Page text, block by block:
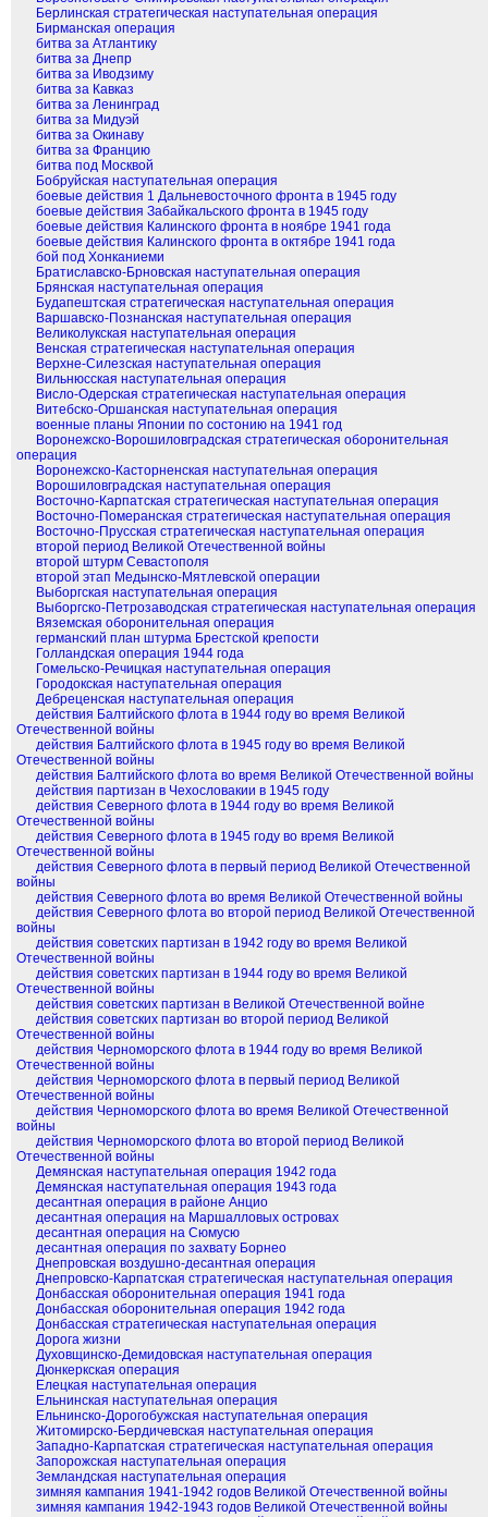
Берлинская стратегическая наступательная операция
Бирманская операция
битва за Атлантику
битва за Днепр
битва за Иводзиму
битва за Кавказ
битва за Ленинград
битва за Мидуэй
битва за Окинаву
битва за Францию
битва под Москвой
Бобруйская наступательная операция
боевые действия 1 Дальневосточного фронта в 1945 году
боевые действия Забайкальского фронта в 1945 году
боевые действия Калинского фронта в ноябре 1941 года
боевые действия Калинского фронта в октябре 1941 года
бой под Хонканиеми
Братиславско-Брновская наступательная операция
Брянская наступательная операция
Будапештская стратегическая наступательная операция
Варшавско-Познанская наступательная операция
Великолукская наступательная операция
Венская стратегическая наступательная операция
Верхне-Силезская наступательная операция
Вильнюсская наступательная операция
Висло-Одерская стратегическая наступательная операция
Витебско-Оршанская наступательная операция
военные планы Японии по состонию на 1941 год
Воронежско-Ворошиловградская стратегическая оборонительная
операция
Воронежско-Касторненская наступательная операция
Ворошиловградская наступательная операция
Восточно-Карпатская стратегическая наступательная операция
Восточно-Померанская стратегическая наступательная операция
Восточно-Прусская стратегическая наступательная операция
второй период Великой Отечественной войны
второй штурм Севастополя
второй этап Медынско-Мятлевской операции
Выборгская наступательная операция
Выборгско-Петрозаводская стратегическая наступательная операция
Вяземская оборонительная операция
германский план штурма Брестской крепости
Голландская операция 1944 года
Гомельско-Речицкая наступательная операция
Городокская наступательная операция
Дебреценская наступательная операция
действия Балтийского флота в 1944 году во время Великой
Отечественной войны
действия Балтийского флота в 1945 году во время Великой
Отечественной войны
действия Балтийского флота во время Великой Отечественной войны
действия партизан в Чехословакии в 1945 году
действия Северного флота в 1944 году во время Великой
Отечественной войны
действия Северного флота в 1945 году во время Великой
Отечественной войны
действия Северного флота в первый период Великой Отечественной
войны
действия Северного флота во время Великой Отечественной войны
действия Северного флота во второй период Великой Отечественной
войны
действия советских партизан в 1942 году во время Великой
Отечественной войны
действия советских партизан в 1944 году во время Великой
Отечественной войны
действия советских партизан в Великой Отечественной войне
действия советских партизан во второй период Великой
Отечественной войны
действия Черноморского флота в 1944 году во время Великой
Отечественной войны
действия Черноморского флота в первый период Великой
Отечественной войны
действия Черноморского флота во время Великой Отечественной
войны
действия Черноморского флота во второй период Великой
Отечественной войны
Демянская наступательная операция 1942 года
Демянская наступательная операция 1943 года
десантная операция в районе Анцио
десантная операция на Маршалловых островах
десантная операция на Сюмусю
десантная операция по захвату Борнео
Днепровская воздушно-десантная операция
Днепровско-Карпатская стратегическая наступательная операция
Донбасская оборонительная операция 1941 года
Донбасская оборонительная операция 1942 года
Донбасская стратегическая наступательная операция
Дорога жизни
Духовщинско-Демидовская наступательная операция
Дюнкеркская операция
Елецкая наступательная операция
Ельнинская наступательная операция
Ельнинско-Дорогобужская наступательная операция
Житомирско-Бердичевская наступательная операция
Западно-Карпатская стратегическая наступательная операция
Запорожская наступательная операция
Земландская наступательная операция
зимняя кампания 1941-1942 годов Великой Отечественной войны
зимняя кампания 1942-1943 годов Великой Отечественной войны